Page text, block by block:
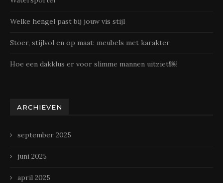
Welke hengel past bij jouw vis stijl
Stoer, stijlvol en op maat: meubels met karakter
Hoe een dakklus er voor slimme mannen uitziet!￼
ARCHIEVEN
september 2025
juni 2025
april 2025